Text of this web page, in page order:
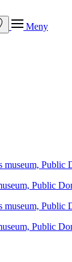
Meny
Public
Public